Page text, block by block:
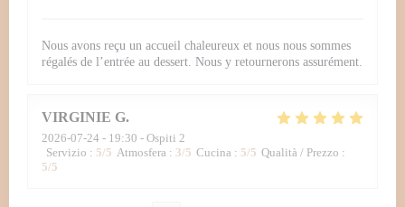
Nous avons reçu un accueil chaleureux et nous nous sommes
régalés de l’entrée au dessert. Nous y retournerons assurément.
VIRGINIE G
2026-07-24 - 19:30 - Ospiti 2
Servizio : 5/5 Atmosfera : 3/5 Cucina : 5/5 Qualità / Prezzo :
5/5